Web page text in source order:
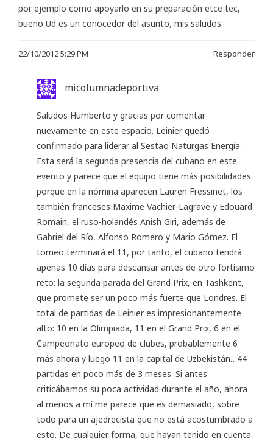
por ejemplo como apoyarlo en su preparación etce tec,
bueno Ud es un conocedor del asunto, mis saludos.
22/10/2012 5:29 PM Responder
micolumnadeportiva
Saludos Humberto y gracias por comentar
nuevamente en este espacio. Leinier quedó
confirmado para liderar al Sestao Naturgas Energía.
Esta será la segunda presencia del cubano en este
evento y parece que el equipo tiene más posibilidades
porque en la nómina aparecen Lauren Fressinet, los
también franceses Maxime Vachier-Lagrave y Edouard
Romain, el ruso-holandés Anish Giri, además de
Gabriel del Río, Alfonso Romero y Mario Gómez. El
torneo terminará el 11, por tanto, el cubano tendrá
apenas 10 días para descansar antes de otro fortísimo
reto: la segunda parada del Grand Prix, en Tashkent,
que promete ser un poco más fuerte que Londres. El
total de partidas de Leinier es impresionantemente
alto: 10 en la Olimpiada, 11 en el Grand Prix, 6 en el
Campeonato europeo de clubes, probablemente 6
más ahora y luego 11 en la capital de Uzbekistán…44
partidas en poco más de 3 meses. Si antes
criticábamos su poca actividad durante el año, ahora
al menos a mí me parece que es demasiado, sobre
todo para un ajedrecista que no está acostumbrado a
esto. De cualquier forma, que hayan tenido en cuenta